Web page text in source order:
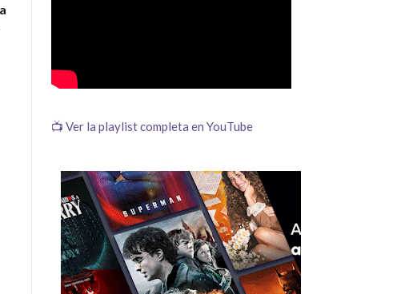
📺 Ver la playlist completa en YouTube